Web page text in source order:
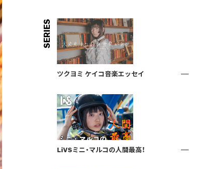
SERIES
ツクヨミ ケイコ音楽エッセイ
LiVSミニ・マルコの人間最高！